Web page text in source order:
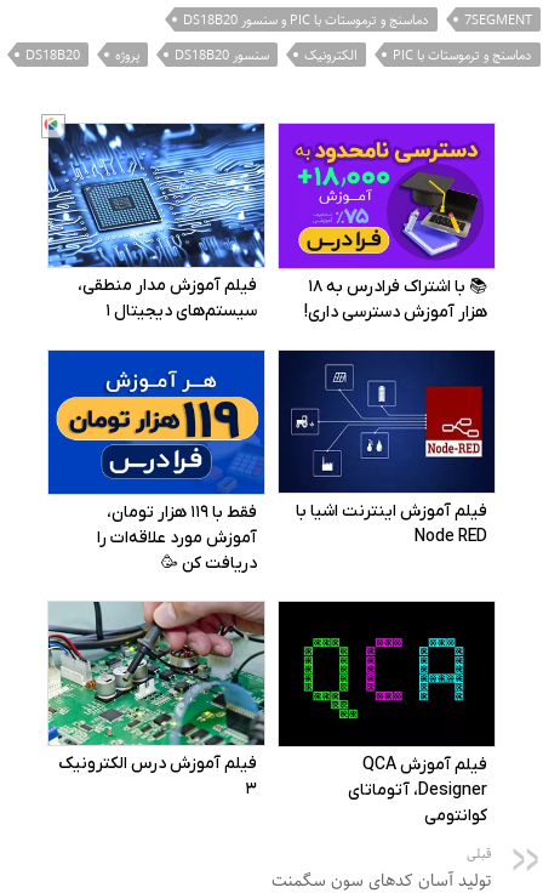
7SEGMENT
دماسنج و ترموستات با PIC و سنسور DS18B20
دماسنج و ترموستات با PIC
الکترونیک سنسور DS18B20 پروژه DS18B20
قبلی
تولید آسان کدهای سون سگمنت